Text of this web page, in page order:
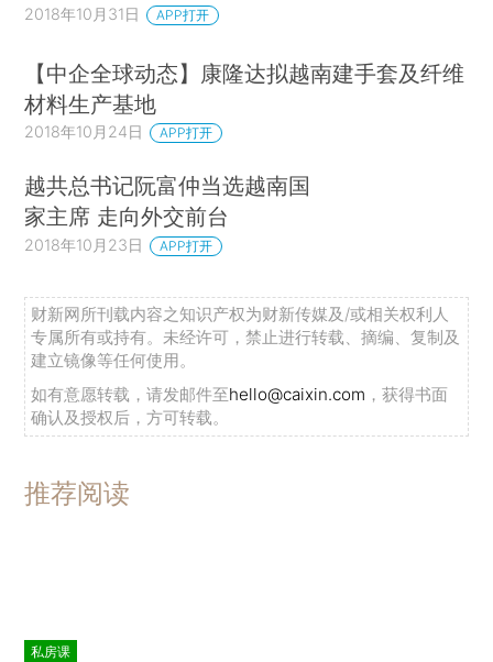
2018年10月31日 APP打开
【中企全球动态】康隆达拟越南建手套及纤维
材料生产基地
2018年10月24日 APP打开
越共总书记阮富仲当选越南国
家主席 走向外交前台
2018年10月23日 APP打开
财新网所刊载内容之知识产权为财新传媒及/或相关权利人
专属所有或持有。未经许可，禁止进行转载、摘编、复制及
建立镜像等任何使用。
如有意愿转载，请发邮件至hello@caixin.com ，获得书面
确认及授权后，方可转载。
推荐阅读
私房课